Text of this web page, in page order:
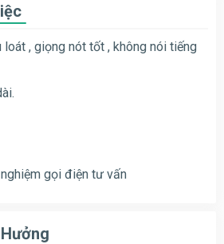
loát , giọng nót tốt , không nói tiếng
gọi điện tư vấn